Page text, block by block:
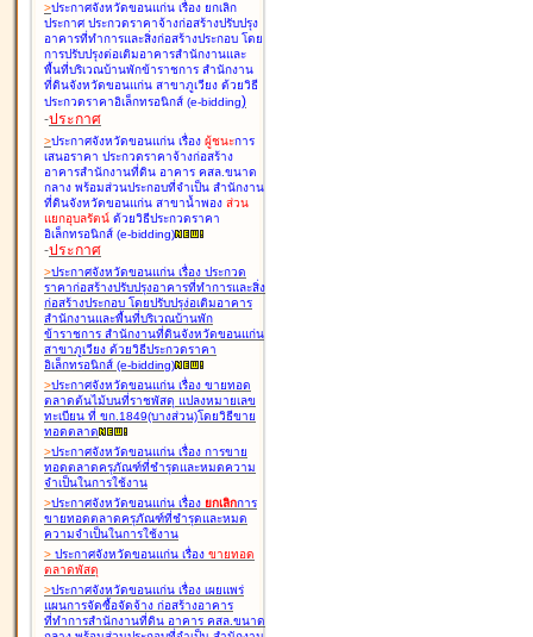
>ประกาศจังหวัดขอนแก่น เรื่อง ยกเลิก
ประกาศ ประกวดราคาจ้างก่อสร้างปรับปรุง
อาคารที่ทำการและสิ่งก่อสร้างประกอบ โดย
การปรับปรุงต่อเติมอาคารสำนักงานและ
พื้นที่บริเวณบ้านพักข้าราชการ สำนักงาน
ที่ดินจังหวัดขอนแก่น สาขาภูเวียง ด้วยวิธี
ประกวดราคาอิเล็กทรอนิกส์ (e-bidding)
-ประกาศ
>ประกาศจังหวัดขอนแก่น เรื่อง ผู้ชนะการ
เสนอราคา ประกวดราคาจ้างก่อสร้าง
อาคารสำนักงานที่ดิน อาคาร คสล.ขนาด
กลาง พร้อมส่วนประกอบที่จำเป็น สำนักงาน
ที่ดินจังหวัดขอนแก่น สาขาน้ำพอง ส่วน
แยกอุบลรัตน์ ด้วยวิธีประกวดราคา
อิเล็กทรอนิกส์ (e-bidding)
-ประกาศ
>ประกาศจังหวัดขอนแก่น เรื่อง ประกวด
ราคาก่อสร้างปรับปรุงอาคารที่ทำการและสิ่ง
ก่อสร้างประกอบ โดยปรับปรุง่อเติมอาคาร
สำนักงานและพื้นที่บริเวณบ้านพัก
ข้าราชการ สำนักงานที่ดินจังหวัดขอนแก่น
สาขาภูเวียง ด้วยวิธีประกวดราคา
อิเล็กทรอนิกส์ (e-bidding)
>ประกาศจังหวัดขอนแก่น เรื่อง ขายทอด
ตลาดต้นไม้บนที่ราชพัสดุ แปลงหมายเลข
ทะเบียน ที่ ขก.1849(บางส่วน)โดยวิธีขาย
ทอดตลาด
>ประกาศจังหวัดขอนแก่น เรื่อง การขาย
ทอดตลาดครุภัณฑ์ที่ชำรุดและหมดความ
จำเป็นในการใช้งาน
>ประกาศจังหวัดขอนแก่น เรื่อง ยกเลิกการ
ขายทอดตลาดครุภัณฑ์ที่ชำรุดและหมด
ความจำเป็นในการใช้งาน
> ประกาศจังหวัดขอนแก่น เรื่อง ขายทอด
ตลาดพัสดุ
>ประกาศจังหวัดขอนแก่น เรื่อง เผยแพร่
แผนการจัดซื้อจัดจ้าง ก่อสร้างอาคาร
ที่ทำการสำนักงานที่ดิน อาคาร คสล.ขนาด